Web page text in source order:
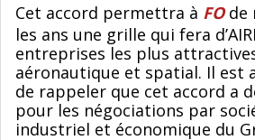
Cet accord permettra à FOde
les ans une grille qui fera
entreprises les plus
aéronautique et spatial. Il est
de rappeler que cet accord a
pour les négociations par
industriel et économique du